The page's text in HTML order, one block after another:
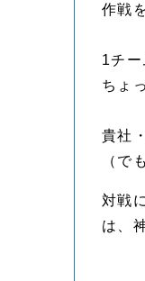
作戦
1チ
ちょ
貴社
（で
対戦
は、